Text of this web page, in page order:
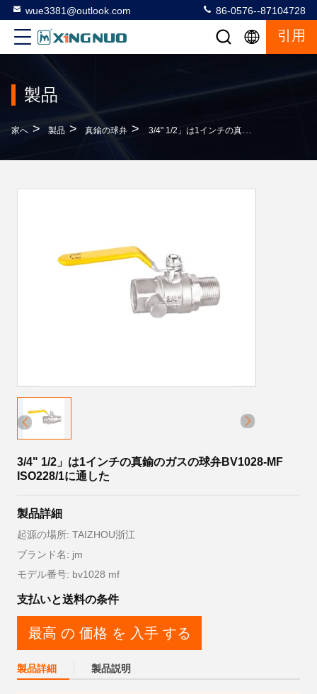
wue3381@outlook.com 86-0576--87104728
引用
製品
家へ > 製品 > 真鍮の球弁 > 3/4" 1/2」は1インチの真鍮のガスの球弁BV1028-MF ISO228/1に通した
3/4" 1/2」は1インチの真鍮のガスの球弁BV1028-MF
ISO228/1に通した
製品詳細
起源の場所: TAIZHOU浙江
ブランド名: jm
モデル番号: bv1028 mf
支払いと送料の条件
最高 の 価格 を 入手 する
製品詳細 製品説明